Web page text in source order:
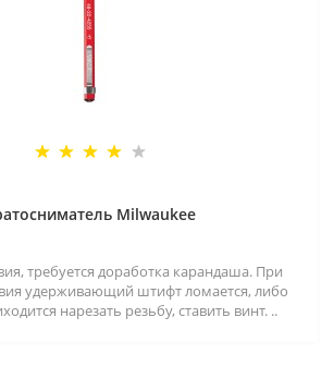
Milwaukee
требуется доработка карандаша. При
удерживающий штифт ломается, либо
нарезать резьбу, ставить винт. ..